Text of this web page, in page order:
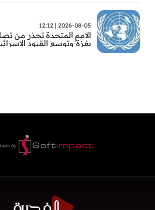
2026-08-05 | 12:12
الامم المتحدة تحذر من
بغزة وتوسع القيود